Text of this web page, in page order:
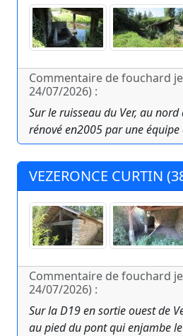
Commentaire de fouchard
24/07/2026) :
Sur le ruisseau du Ver, au
rénové en2005 par une équipe
VEZERONCE CURTIN
Commentaire de fouchard
24/07/2026) :
Sur la D19 en sortie ouest de
au pied du pont qui enjambe